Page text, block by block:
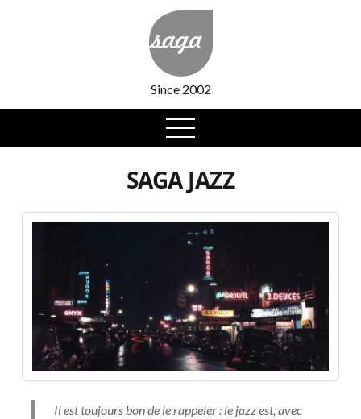
Since 2002
open
menu
SAGA JAZZ
Il est toujours bon de le rappeler : le jazz est, avec